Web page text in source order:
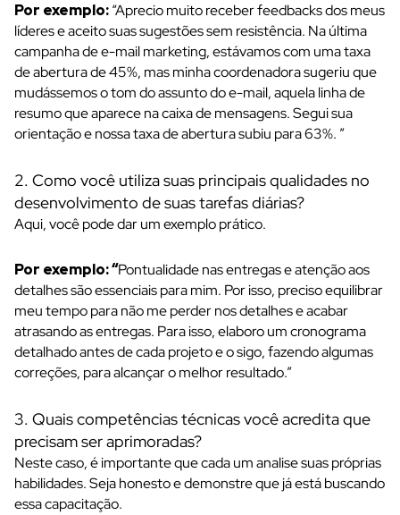
Por exemplo:“Aprecio muito receber feedbacks dos meus
líderes e aceito suas sugestões sem resistência. Na última
campanha de e-mail marketing, estávamos com uma taxa
de abertura de 45%, mas minha coordenadora sugeriu que
mudássemos o tom do assunto do e-mail, aquela linha de
resumo que aparece na caixa de mensagens. Segui sua
orientação e nossa taxa de abertura subiu para 63%. ”
2. Como você utiliza suas principais qualidades no
desenvolvimento de suas tarefas diárias?
Aqui, você pode dar um exemplo prático.
Por exemplo: “Pontualidade nas entregas e atenção aos
detalhes são essenciais para mim. Por isso, preciso equilibrar
meu tempo para não me perder nos detalhes e acabar
atrasando as entregas. Para isso, elaboro um cronograma
detalhado antes de cada projeto e o sigo, fazendo algumas
correções, para alcançar o melhor resultado.”
3. Quais competências técnicas você acredita que
precisam ser aprimoradas?
Neste caso, é importante que cada um analise suas próprias
habilidades. Seja honesto e demonstre que já está buscando
essa capacitação.